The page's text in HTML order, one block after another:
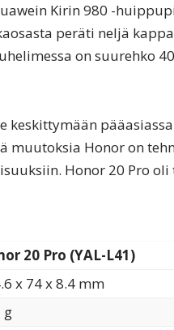
Kirin 980 -
peräti neljä
on suurehko
keskittymään
muutoksia Honor on
Honor 20 Pro
20 Pro (YAL-L41)
x 74 x 8.4 mm
g